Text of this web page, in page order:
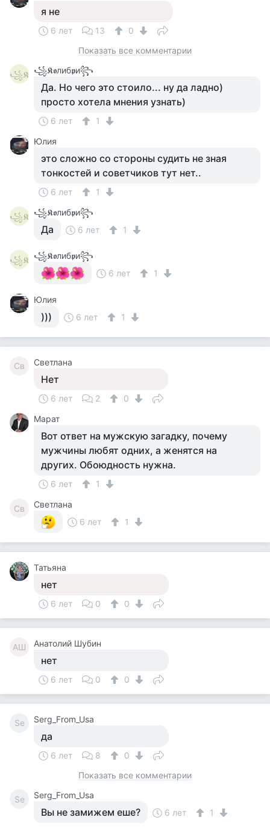
я не
6 лет 13
0
Показать все комментарии
꧁𝕶 ꧁𝕶𝖔либ𝖕и꧂
Да. Но чего это стоило... ну да ладно)
просто хотела мнения узнать)
6 лет
1
Юлия
это сложно со стороны судить не зная
тонкостей и советчиков тут нет..
6 лет 1
꧁𝕶 ꧁𝕶𝖔либ𝖕и꧂
Да 6 лет 1
꧁𝕶 ꧁𝕶𝖔либ𝖕и꧂
6 лет
1
Юлия
))) 6 лет 1
Св Светлана
Нет
6 лет 2
0
Марат
Вот ответ на мужскую загадку, почему
мужчины любят одних, а женятся на
других. Обоюдность нужна.
6 лет 1
Св
Светлана
6 лет
1
Татьяна
нет
6 лет 0 0
АШ Анатолий Шубин
нет
6 лет 0 0
Se Serg_From_Usa
да
6 лет 8
0
Показать все комментарии
Se Serg_From_Usa
Вы не замижем еше? 6 лет 1